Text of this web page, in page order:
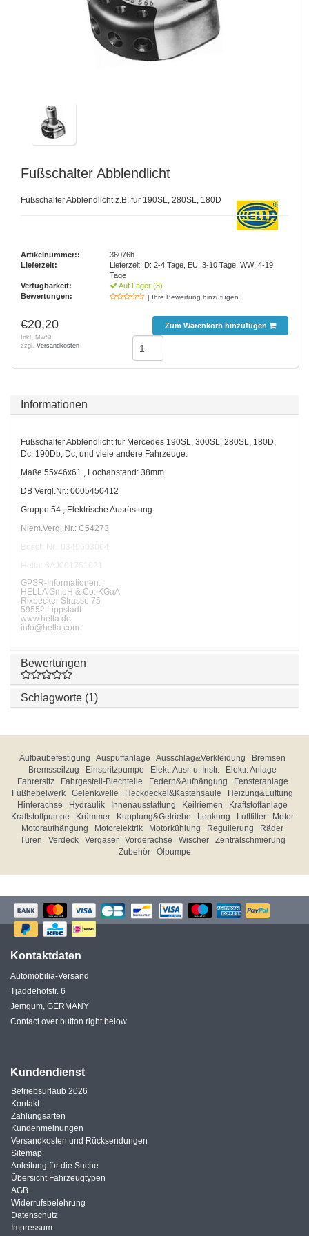
Fußschalter Abblendlicht
Fußschalter Abblendlicht z.B. für 190SL, 280SL, 180D
Artikelnummer::
36076h
Lieferzeit:
Lieferzeit: D: 2-4 Tage, EU: 3-10 Tage, WW: 4-19
Tage
Verfügbarkeit:
Auf Lager (3)
Bewertungen:
| Ihre Bewertung hinzufügen
€20,20
Inkl. MwSt.
zzgl. Versandkosten
Zum Warenkorb hinzufügen
Informationen
Fußschalter Abblendlicht für Mercedes 190SL, 300SL, 280SL, 180D,
Dc, 190Db, Dc, und viele andere Fahrzeuge.
Maße 55x46x61 , Lochabstand: 38mm
DB Vergl.Nr.: 0005450412
Gruppe 54 , Elektrische Ausrüstung
Niem.Vergl.Nr.: C54273
GPSR-Informationen:
HELLA GmbH & Co. KGaA
Rixbecker Strasse 75
59552 Lippstadt
www.hella.de
info@hella.com
Bewertungen
Schlagworte (1)
Aufbaubefestigung Auspuffanlage Ausschlag&Verkleidung
Bremsen
Bremsseilzug
Einspritzpumpe Elekt. Ausr. u. Instr.
Elektr. Anlage
Fahrersitz
Fahrgestell-Blechteile Federn&Aufhängung
Fensteranlage
Fußhebelwerk
Gelenkwelle Heckdeckel&Kastensäule
Heizung&Lüftung
Hinterachse
Hydraulik Innenausstattung Keilriemen
Kraftstoffanlage
Kraftstoffpumpe
Krümmer Kupplung&Getriebe Lenkung Luftfilter
Motor
Motoraufhängung
Motorelektrik Motorkühlung Regulierung
Räder
Türen
Verdeck Vergaser Vorderachse Wischer
Zentralschmierung
Zubehör
Ölpumpe
Kontaktdaten
Automobilia-Versand
Tjaddehofstr. 6
Jemgum, GERMANY
Contact over button right below
Kundendienst
Betriebsurlaub 2026
Kontakt
Zahlungsarten
Kundenmeinungen
Versandkosten und Rücksendungen
Sitemap
Anleitung für die Suche
Übersicht Fahrzeugtypen
AGB
Widerrufsbelehrung
Datenschutz
Impressum